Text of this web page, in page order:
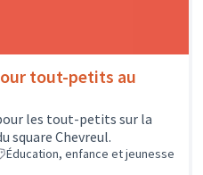
tout-petits au
les tout-petits sur la
square Chevreul.
Éducation, enfance et jeunesse